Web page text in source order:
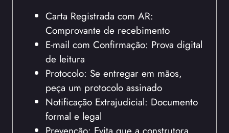
Carta Registrada com AR:
Comprovante de recebimento
E-mail com Confirmação: Prova digital
de leitura
Protocolo: Se entregar em mãos,
peça um protocolo assinado
Notificação Extrajudicial: Documento
formal e legal